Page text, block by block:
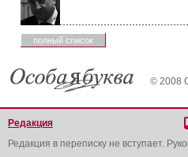
полный список
© 2008
Редакция
Редакция в переписку не вступает.